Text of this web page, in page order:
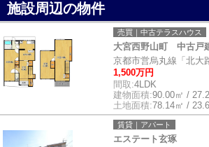
施設周辺の物件
売買｜中古テラスハウス
大宮西野山町 中古戸
京都市営烏丸線「北大
1,500万円
間取:4LDK
建物面積:90.00㎡ /
土地面積:78.14㎡ /
賃貸｜アパート
エステート玄琢